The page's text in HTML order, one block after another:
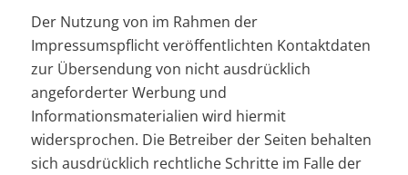
Der Nutzung von im Rahmen der
Impressumspflicht veröffentlichten Kontaktdaten
zur Übersendung von nicht ausdrücklich
angeforderter Werbung und
Informationsmaterialien wird hiermit
widersprochen. Die Betreiber der Seiten behalten
sich ausdrücklich rechtliche Schritte im Falle der